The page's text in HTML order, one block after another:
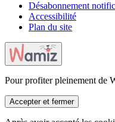
Désabonnement
Accessibilité
Plan du site
Pour profiter pleinement de
Accepter et fermer